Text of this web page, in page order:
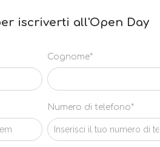
iscriverti all'Open Day
Cognome*
Numero di telefono*